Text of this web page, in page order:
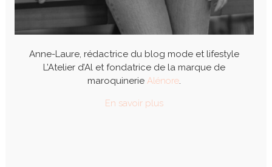
Anne-Laure, rédactrice du blog mode et lifestyle
L’Atelier d’Al et fondatrice de la marque de
maroquinerie Alénore.
En savoir plus